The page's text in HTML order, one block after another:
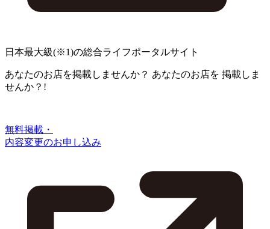
日本最大級(※1)の総合ライフポータルサイト
あなたのお店を掲載しませんか？ あなたのお店を 掲載しま
せんか？!
無料掲載・
内容変更のお申し込み